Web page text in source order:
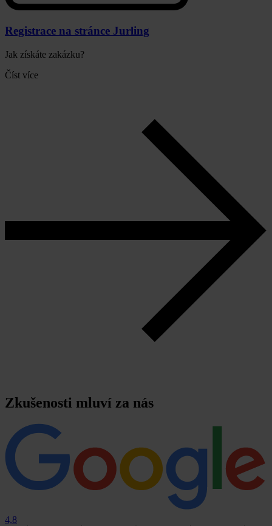
Registrace na stránce Jurling
Jak získáte zakázku?
Číst více
Zkušenosti mluví za nás
4,8